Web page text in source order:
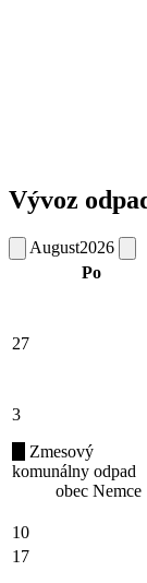
Vývoz
August2026
Po
27
3
Zmesový
komunálny odpad
obec Nemce
10
17